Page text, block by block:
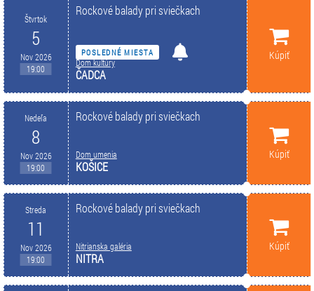
Štvrtok
5
Nov 2026
19:00
Rockové balady pri sviečkach
POSLEDNÉ MIESTA
Dom kultúry
ČADCA
Kúpiť
Nedeľa
8
Nov 2026
19:00
Rockové balady pri sviečkach
Dom umenia
KOŠICE
Kúpiť
Streda
11
Nov 2026
19:00
Rockové balady pri sviečkach
Nitrianska galéria
NITRA
Kúpiť